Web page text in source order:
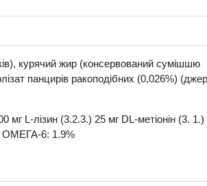
курячий жир (консервований сумішшю
панцирів ракоподібних (0,026%)
L-лізин (3.2.3.) 25 мг DL-метіонін (3. 1.)
ОМЕГА-6: 1.9%